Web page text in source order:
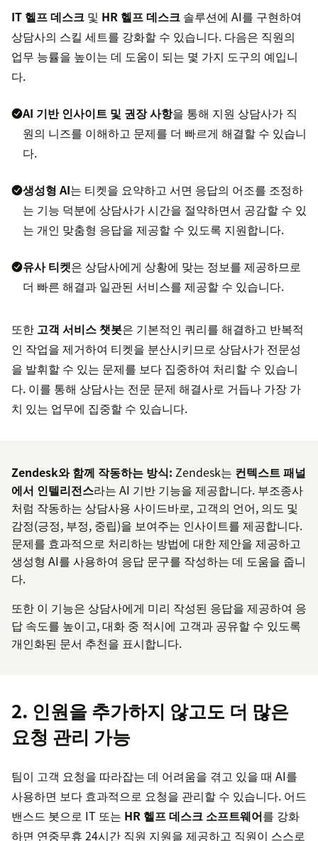
IT 헬프 데스크 및 HR 헬프 데스크 솔루션에 AI를 구현하여
상담사의 스킬 세트를 강화할 수 있습니다. 다음은 직원의
업무 능률을 높이는 데 도움이 되는 몇 가지 도구의 예입니
다.
AI 기반 인사이트 및 권장 사항을 통해 지원 상담사가 직
원의 니즈를 이해하고 문제를 더 빠르게 해결할 수 있습니
다.
생성형 AI는 티켓을 요약하고 서면 응답의 어조를 조정하
는 기능 덕분에 상담사가 시간을 절약하면서 공감할 수 있
는 개인 맞춤형 응답을 제공할 수 있도록 지원합니다.
유사 티켓은 상담사에게 상황에 맞는 정보를 제공하므로
더 빠른 해결과 일관된 서비스를 제공할 수 있습니다.
또한 고객 서비스 챗봇은 기본적인 쿼리를 해결하고 반복적
인 작업을 제거하여 티켓을 분산시키므로 상담사가 전문성
을 발휘할 수 있는 문제를 보다 집중하여 처리할 수 있습니
다. 이를 통해 상담사는 전문 문제 해결사로 거듭나 가장 가
치 있는 업무에 집중할 수 있습니다.
Zendesk와 함께 작동하는 방식: Zendesk는 컨텍스트 패널
에서 인텔리전스라는 AI 기반 기능을 제공합니다. 부조종사
처럼 작동하는 상담사용 사이드바로, 고객의 언어, 의도 및
감정(긍정, 부정, 중립)을 보여주는 인사이트를 제공합니다.
문제를 효과적으로 처리하는 방법에 대한 제안을 제공하고
생성형 AI를 사용하여 응답 문구를 작성하는 데 도움을 줍니
다.
또한 이 기능은 상담사에게 미리 작성된 응답을 제공하여 응
답 속도를 높이고, 대화 중 적시에 고객과 공유할 수 있도록
개인화된 문서 추천을 표시합니다.
2. 인원을 추가하지 않고도 더 많은
요청 관리 가능
팀이 고객 요청을 따라잡는 데 어려움을 겪고 있을 때 AI를
사용하면 보다 효과적으로 요청을 관리할 수 있습니다. 어드
밴스드 봇으로 IT 또는 HR 헬프 데스크 소프트웨어를 강화
하면 연중무휴 24시간 직원 지원을 제공하고 직원이 스스로